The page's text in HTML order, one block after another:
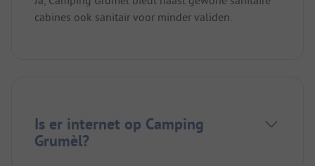
cabines ook sanitair voor minder validen.
Is er internet op Camping
Grumèl?